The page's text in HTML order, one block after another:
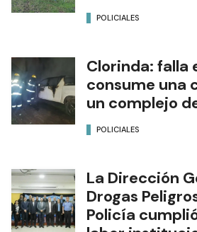
POLICIALES
Clorinda: falla
consume una
un complejo
POLICIALES
La Dirección
Drogas
Policía